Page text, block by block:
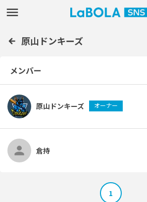
原山ドンキーズ
メンバー
原山ドンキーズ オーナー
倉持
1